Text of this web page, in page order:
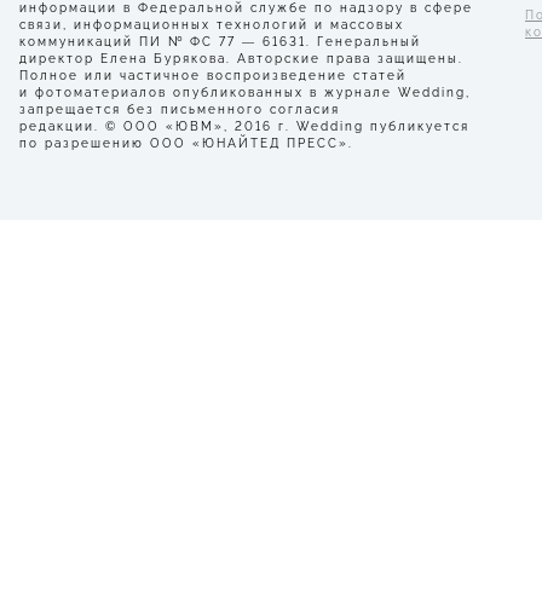
информации в Федеральной службе по надзору в сфере
связи, информационных технологий и массовых
коммуникаций ПИ № ФС 77 — 61631. Генеральный
директор Елена Бурякова. Авторские права защищены.
Полное или частичное воспроизведение статей
и фотоматериалов опубликованных в журнале Wedding,
запрещается без письменного согласия
редакции. © ООО «ЮВМ», 2016 г. Wedding публикуется
по разрешению ООО «ЮНАЙТЕД ПРЕСС».